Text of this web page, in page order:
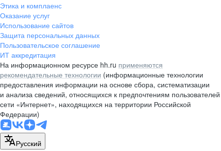
pr@rabota.by
Алматы
пр. Абая, д. 151, БЦ Алатау,
12 этаж, офис 1209
+7 727 232-13-13
pr@headhunter.com.kz
Этика и комплаенс
Оказание услуг
Использование сайтов
Защита персональных данных
Пользовательское соглашение
ИТ аккредитация
На информационном ресурсе hh.ru применяются
рекомендательные технологии (информационные технологии
предоставления информации на основе сбора, систематизации
и анализа сведений, относящихся к предпочтениям пользователей
сети «Интернет», находящихся на территории Российской
Федерации)
Русский